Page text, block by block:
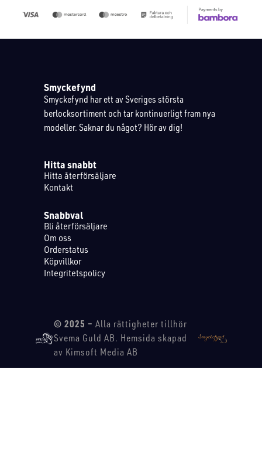
Smyckefynd
Smyckefynd har ett av Sveriges största
berlocksortiment och tar kontinuerligt fram nya
modeller. Saknar du något? Hör av dig!
Hitta snabbt
Hitta återförsäljare
Kontakt
Snabbval
Bli återförsäljare
Om oss
Orderstatus
Köpvillkor
Integritetspolicy
© 2025 – Alla rättigheter tillhör
Svema Guld AB. Hemsida skapad
av Kimsoft Media AB